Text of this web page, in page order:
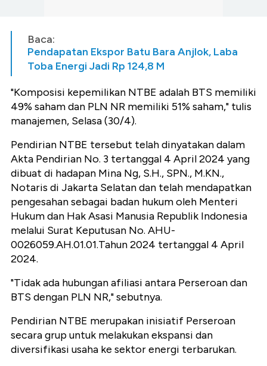
Baca:
Pendapatan Ekspor Batu Bara Anjlok, Laba
Toba Energi Jadi Rp 124,8 M
"Komposisi kepemilikan NTBE adalah BTS memiliki
49% saham dan PLN NR memiliki 51% saham," tulis
manajemen, Selasa (30/4).
Pendirian NTBE tersebut telah dinyatakan dalam
Akta Pendirian No. 3 tertanggal 4 April 2024 yang
dibuat di hadapan Mina Ng, S.H., SPN., M.KN.,
Notaris di Jakarta Selatan dan telah mendapatkan
pengesahan sebagai badan hukum oleh Menteri
Hukum dan Hak Asasi Manusia Republik Indonesia
melalui Surat Keputusan No. AHU-
0026059.AH.01.01.Tahun 2024 tertanggal 4 April
2024.
"Tidak ada hubungan afiliasi antara Perseroan dan
BTS dengan PLN NR," sebutnya.
Pendirian NTBE merupakan inisiatif Perseroan
secara grup untuk melakukan ekspansi dan
diversifikasi usaha ke sektor energi terbarukan.